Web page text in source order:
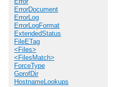
ErrorDocument
ErrorLog
ErrorLogFormat
ExtendedStatus
FileETag
<Files>
<FilesMatch>
ForceType
GprofDir
HostnameLookups